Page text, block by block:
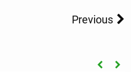
Previous